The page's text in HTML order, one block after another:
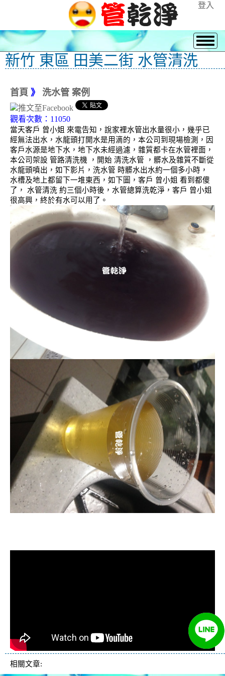
登入
新竹 東區 田美二街 水管清洗
首頁 》 洗水管 案例
觀看次數：11050
當天客戶 曾小姐 來電告知，說家裡水管出水量很小，幾乎已
經無法出水，水龍頭打開水是用滴的，本公司到現場檢測，因
客戶水源是地下水，地下水未經過濾，雜質都卡在水管裡面，
本公司架設 管路清洗機 ，開始 清洗水管 ，髒水及雜質不斷從
水龍頭噴出，如下影片，洗水管 時髒水出水約一個多小時，
水槽及地上都留下一堆東西，如下圖，客戶 曾小姐 看到都傻
了， 水管清洗 約三個小時後，水管總算洗乾淨，客戶 曾小姐
很高興，終於有水可以用了。
相關文章: